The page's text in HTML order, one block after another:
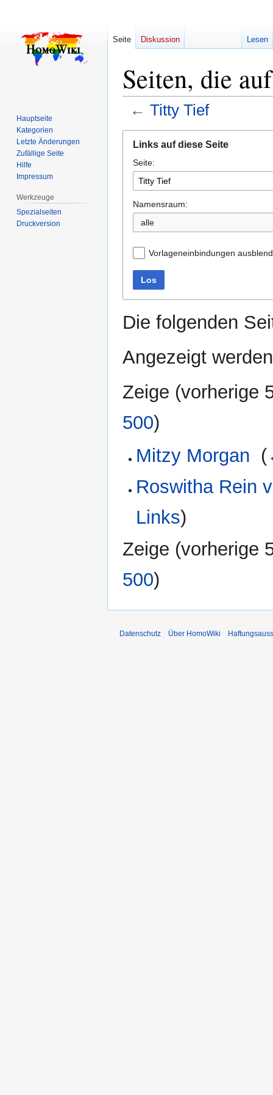
Seiten, die
← Titty Tief
Navigation
springen
Suche
springen
Links auf diese Seite
Seite:
Namensraum:
alle
Vorlageneinbindungen
Los
Die folgenden
Angezeigt
Zeige (vorherige
500)
Mitzy Morgan (
Roswitha Rein
Links)
Zeige (vorherige
500)
Seite Diskussion Lesen
Hauptseite
Kategorien
Letzte Änderungen
Zufällige Seite
Hilfe
Impressum
Werkzeuge
Spezialseiten
Druckversion
Datenschutz Über HomoWiki